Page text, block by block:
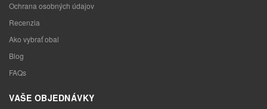
Ochrana osobných údajov
Recenzia
Ako vybrať obal
Blog
FAQs
VAŠE OBJEDNÁVKY